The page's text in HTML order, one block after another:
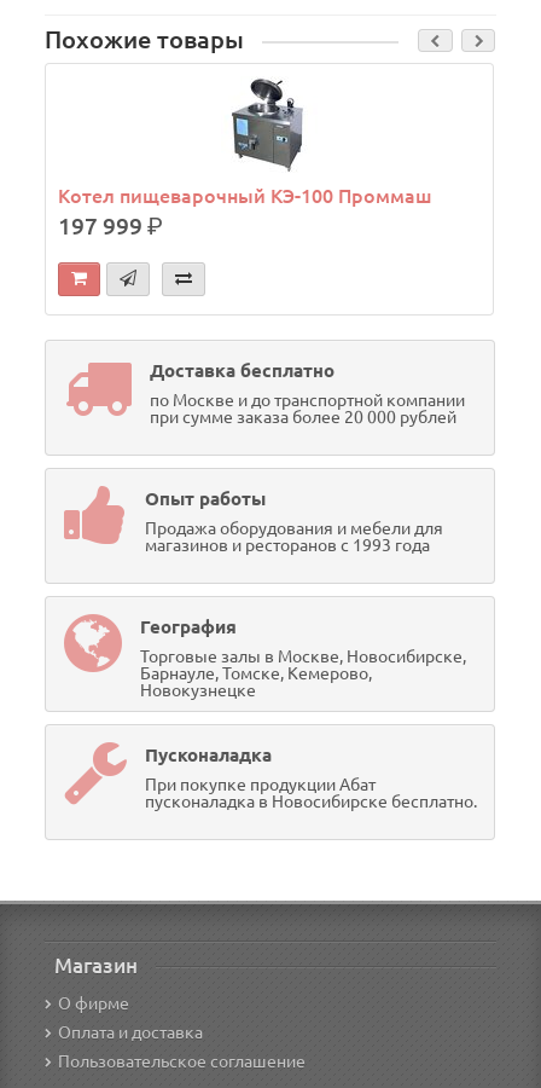
Похожие товары
Котел пищеварочный КЭ-100 Проммаш
197 999р.
Доставка бесплатно
по Москве и до транспортной компании
при сумме заказа более 20 000 рублей
Опыт работы
Продажа оборудования и мебели для
магазинов и ресторанов с 1993 года
География
Торговые залы в Москве, Новосибирске,
Барнауле, Томске, Кемерово,
Новокузнецке
Пусконаладка
При покупке продукции Абат
пусконаладка в Новосибирске бесплатно.
Магазин
О фирме
Оплата и доставка
Пользовательское соглашение